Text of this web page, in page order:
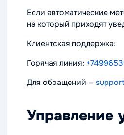
Если автоматические
на который приходят
Клиентская поддержка:
Горячая линия:
Для обращений —
Управление